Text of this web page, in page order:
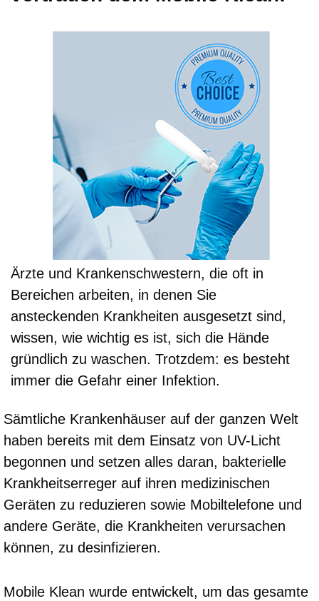
Ärzte und Krankenschwestern, die oft in
Bereichen arbeiten, in denen Sie
ansteckenden Krankheiten ausgesetzt sind,
wissen, wie wichtig es ist, sich die Hände
gründlich zu waschen. Trotzdem: es besteht
immer die Gefahr einer Infektion.
Sämtliche Krankenhäuser auf der ganzen Welt
haben bereits mit dem Einsatz von UV-Licht
begonnen und setzen alles daran, bakterielle
Krankheitserreger auf ihren medizinischen
Geräten zu reduzieren sowie Mobiltelefone und
andere Geräte, die Krankheiten verursachen
können, zu desinfizieren.
Mobile Klean wurde entwickelt, um das gesamte